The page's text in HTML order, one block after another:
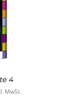
4
MwSt.